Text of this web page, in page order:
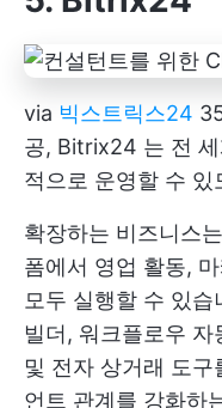
via 빅스트릭스24
공, Bitrix24 는 전
적으로 운영할 수 있
확장하는 비즈니스
폼에서 영업 활동,
모두 실행할 수 있
빌더, 워크플로우
및 전자 상거래 도
언트 관계를 강화하